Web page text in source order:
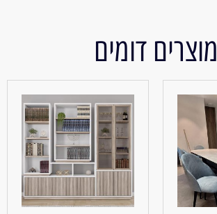
מוצרים דומים